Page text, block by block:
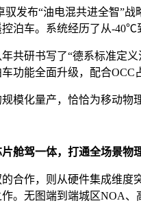
驭发布“油电混共进全智”
泊车。系统经历了从-
共研书写了“德系标准定
功能全面升级，配合OCC
模化量产，恰恰为移动物
舱驾一体，打通全场景物
合作，则从硬件集成维度
。无图端到端城区NOA